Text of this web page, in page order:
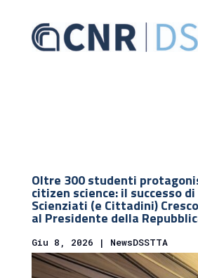
Oltre 300 studenti
citizen science: il successo
Scienziati (e Cittadini)
al Presidente della
Giu 8, 2026 | NewsDSSTTA